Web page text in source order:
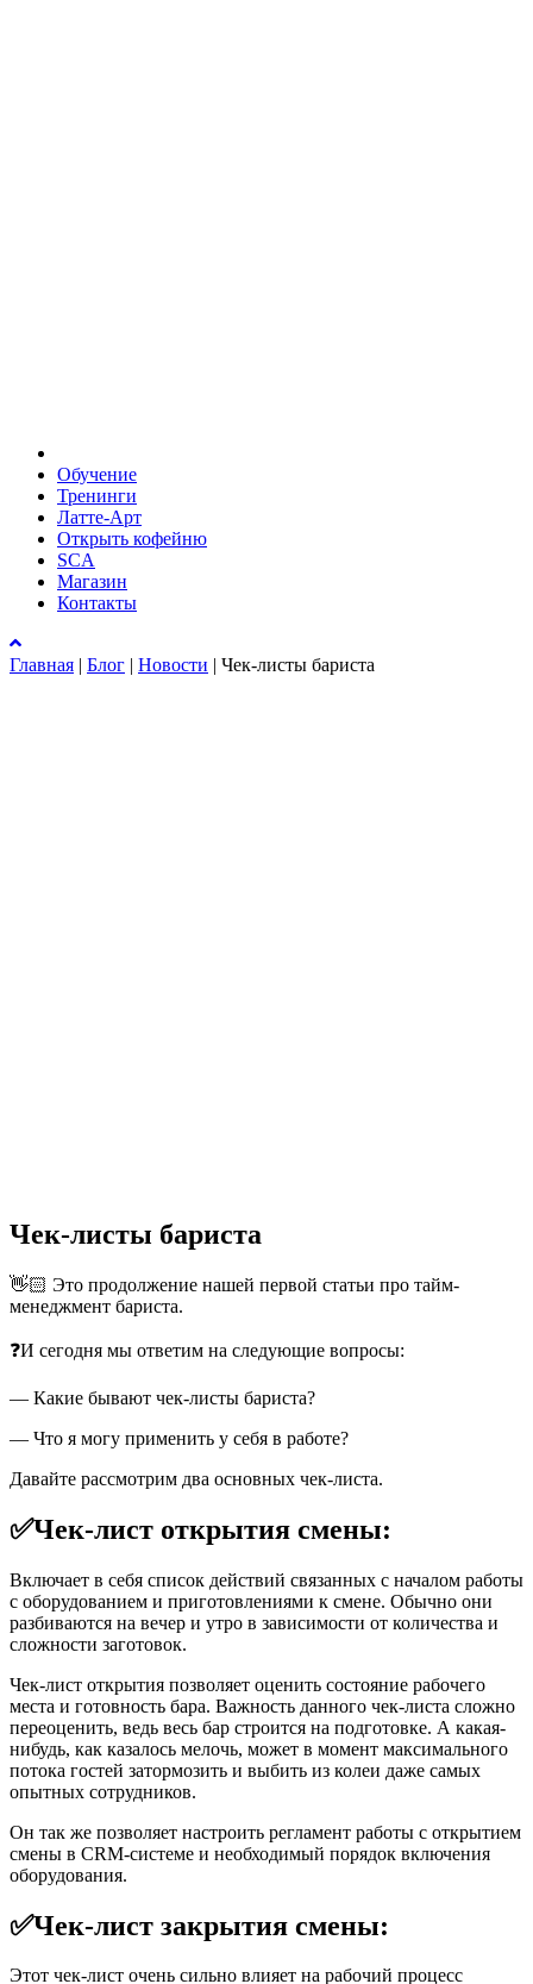
Обучение
Тренинги
Латте-Арт
Открыть кофейню
SCA
Магазин
Контакты
Главная | Блог | Новости | Чек-листы бариста
Чек-листы бариста
👋🏻 Это продолжение нашей первой статьи про тайм-
менеджмент бариста.
❓И сегодня мы ответим на следующие вопросы:
— Какие бывают чек-листы бариста?
— Что я могу применить у себя в работе?
Давайте рассмотрим два основных чек-листа.
✅Чек-лист открытия смены:
Включает в себя список действий связанных с началом работы
с оборудованием и приготовлениями к смене. Обычно они
разбиваются на вечер и утро в зависимости от количества и
сложности заготовок.
Чек-лист открытия позволяет оценить состояние рабочего
места и готовность бара. Важность данного чек-листа сложно
переоценить, ведь весь бар строится на подготовке. А какая-
нибудь, как казалось мелочь, может в момент максимального
потока гостей затормозить и выбить из колеи даже самых
опытных сотрудников.
Он так же позволяет настроить регламент работы с открытием
смены в CRM-системе и необходимый порядок включения
оборудования.
✅Чек-лист закрытия смены:
Этот чек-лист очень сильно влияет на рабочий процесс